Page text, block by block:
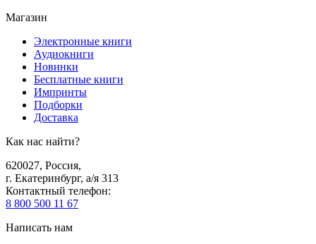
Магазин
Электронные книги
Аудиокниги
Новинки
Бесплатные книги
Импринты
Подборки
Доставка
Как нас найти?
620027, Россия,
г. Екатеринбург, а/я 313
Контактный телефон:
8 800 500 11 67
Написать нам